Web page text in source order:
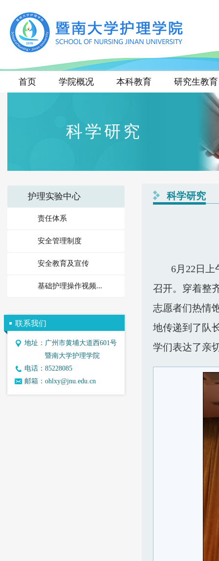
首页 学院概况 本科教育 研究生教育
科学研究
护理实验中心
责任体系
安全管理制度
安全教育及宣传
基础护理操作视频...
联系我们
地址： 广州市黄埔大道西601号
暨南大学护理学院
电话： 85228085
邮箱： ohlxy@jnu.edu.cn
科学研究
6月22 日
召开。穿着整
志愿者们热情
地传递到了队
学们表达了亲